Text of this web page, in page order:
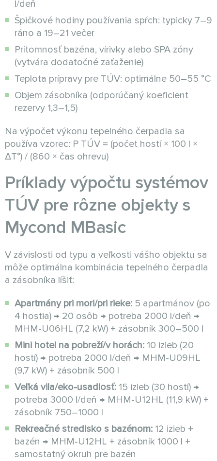
l/deň
Špičkové hodiny používania spŕch: typicky 7–9
ráno a 19–21 večer
Prítomnosť bazéna, vírivky alebo SPA zóny
(vytvára dodatočné zaťaženie)
Teplota prípravy pre TÚV: optimálne 50–55 °C
Objem zásobníka (odporúčaný koeficient
rezervy 1,3–1,5)
Na výpočet výkonu tepelného čerpadla sa
používa vzorec: P TÚV = (počet hostí × 100 l ×
ΔT°) / (860 × čas ohrevu)
Príklady výpočtu systémov
TÚV pre rôzne objekty s
Mycond MBasic
V závislosti od typu a veľkosti vášho objektu sa
môže optimálna kombinácia tepelného čerpadla
a zásobníka líšiť:
Apartmány pri mori/pri rieke: 5 apartmánov (po
4 hostia) → 20 osôb → potreba 2000 l/deň →
MHM-U06HL (7,2 kW) + zásobník 300–500 l
Mini hotel na pobreží/v horách: 10 izieb (20
hostí) → potreba 2000 l/deň → MHM-U09HL
(9,7 kW) + zásobník 500 l
Veľká vila/eko-usadlosť: 15 izieb (30 hostí) →
potreba 3000 l/deň → MHM-U12HL (11,9 kW) +
zásobník 750–1000 l
Rekreačné stredisko s bazénom: 12 izieb +
bazén → MHM-U12HL + zásobník 1000 l +
samostatný okruh pre bazén